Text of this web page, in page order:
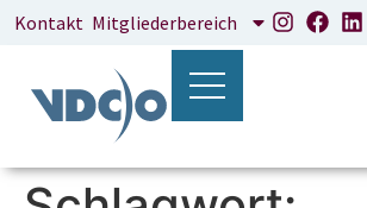
springen
Kontakt Mitgliederbereich